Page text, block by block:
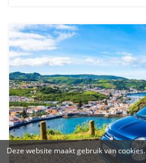
Deze website maakt gebruik van cookies.